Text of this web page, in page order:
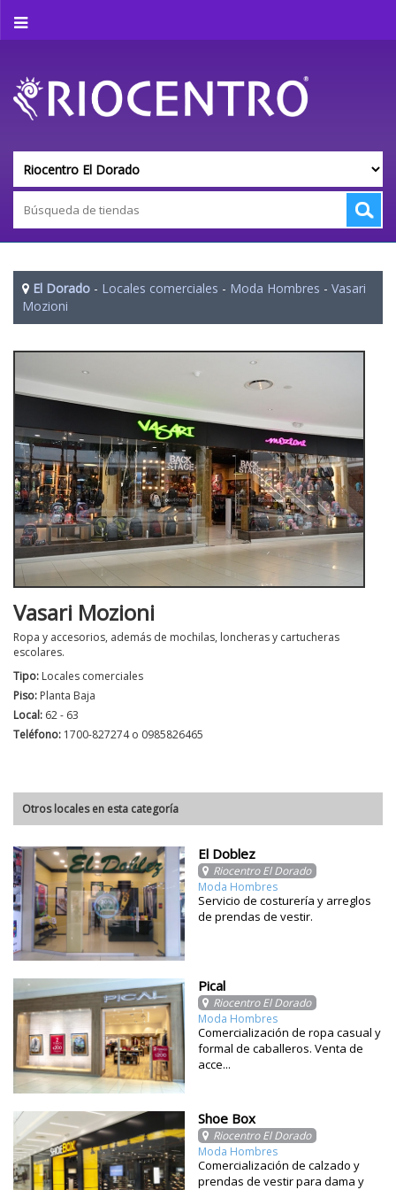
El Dorado - Locales comerciales - Moda Hombres - Vasari
Mozioni
Vasari Mozioni
Ropa y accesorios, además de mochilas, loncheras y cartucheras
escolares.
Tipo: Locales comerciales
Piso: Planta Baja
Local: 62 - 63
Teléfono: 1700-827274 o 0985826465
Otros locales en esta categoría
El Doblez
Riocentro El Dorado
Moda Hombres
Servicio de costurería y arreglos
de prendas de vestir.
Pical
Riocentro El Dorado
Moda Hombres
Comercialización de ropa casual y
formal de caballeros. Venta de
acce...
Shoe Box
Riocentro El Dorado
Moda Hombres
Comercialización de calzado y
prendas de vestir para dama y